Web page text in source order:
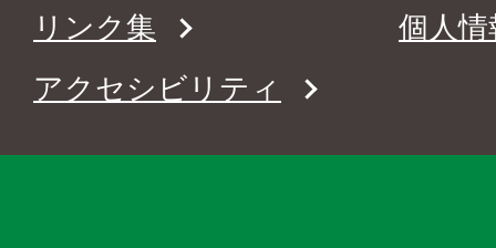
リンク集
個人
アクセシビリティ